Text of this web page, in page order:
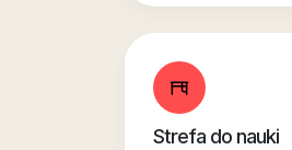
Strefa do nauki